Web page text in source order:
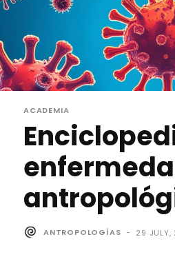
ACADEMIA
ANTROPOLOGÍAS - 29 JULY,